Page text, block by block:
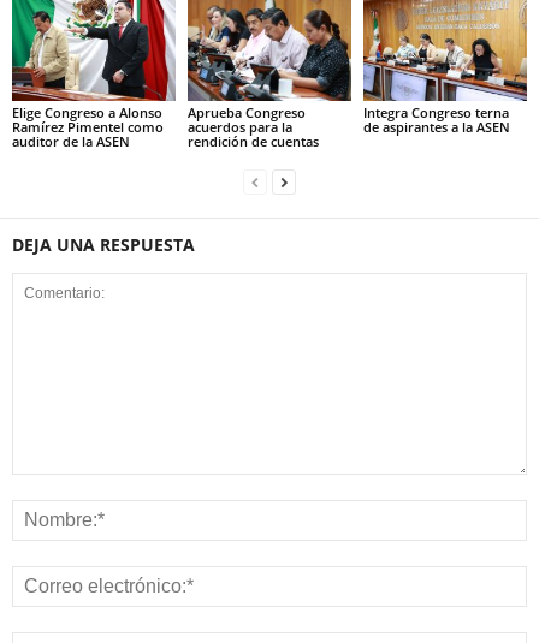
Elige Congreso a Alonso
Ramírez Pimentel como
auditor de la ASEN
Aprueba Congreso
acuerdos para la
rendición de cuentas
Integra Congreso terna
de aspirantes a la ASEN
DEJA UNA RESPUESTA